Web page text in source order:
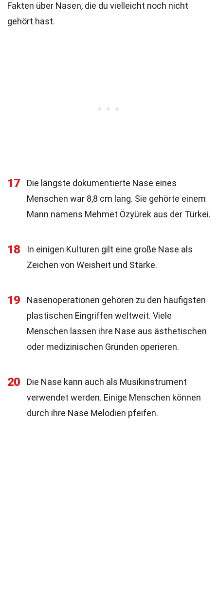
Fakten über Nasen, die du vielleicht noch nicht
gehört hast.
17
Die längste dokumentierte Nase eines
Menschen war 8,8 cm lang. Sie gehörte einem
Mann namens Mehmet Özyürek aus der Türkei.
18
In einigen Kulturen gilt eine große Nase als
Zeichen von Weisheit und Stärke.
19
Nasenoperationen gehören zu den häufigsten
plastischen Eingriffen weltweit. Viele
Menschen lassen ihre Nase aus ästhetischen
oder medizinischen Gründen operieren.
20
Die Nase kann auch als Musikinstrument
verwendet werden. Einige Menschen können
durch ihre Nase Melodien pfeifen.